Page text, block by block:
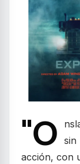
"O sin
acción, con